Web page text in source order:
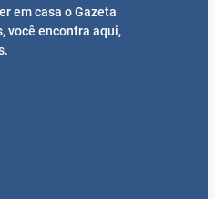
em casa o Gazeta
você encontra aqui,